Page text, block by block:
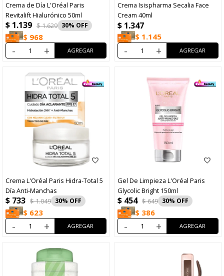
Crema de Día L'Oréal Paris
Revitalift Hialurónico 50ml
$ 1.139 $1.629 30
$ 968
- +
Crema Isispharma Secalia Face
Cream 40ml
$ 1.347
$ 1.145
- +
Crema L'Oréal Paris Hidra-Total 5
Día Anti-Manchas
$ 733 $1.049 30
$ 623
- +
Gel De Limpieza L'Oréal Paris
Glycolic Bright 150ml
$ 454 $649 30
$ 386
- +